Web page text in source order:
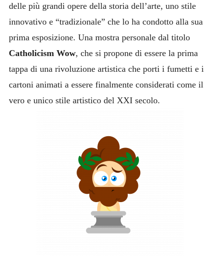
delle più grandi opere della storia dell’arte, uno stile
innovativo e “tradizionale” che lo ha condotto alla sua
prima esposizione. Una mostra personale dal titolo
Catholicism Wow, che si propone di essere la prima
tappa di una rivoluzione artistica che porti i fumetti e i
cartoni animati a essere finalmente considerati come il
vero e unico stile artistico del XXI secolo.